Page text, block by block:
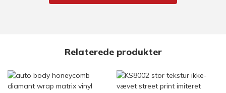
Relaterede produkter